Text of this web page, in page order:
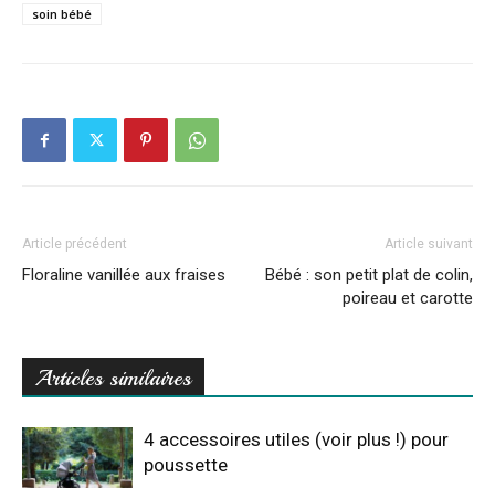
soin bébé
Article précédent
Floraline vanillée aux fraises
Article suivant
Bébé : son petit plat de colin,
poireau et carotte
Articles similaires
4 accessoires utiles (voir plus !) pour
poussette